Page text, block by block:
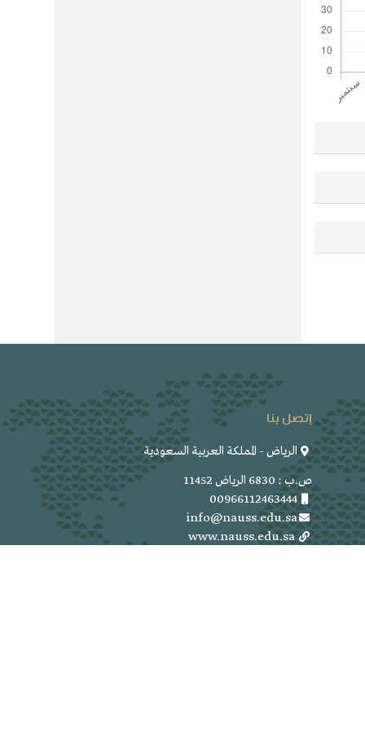
إتصل بنا
الرياض - المملكة العربية السعودية
ص.ب : 6830 الرياض 11452
00966112463444
info@nauss.edu.sa
www.nauss.edu.sa